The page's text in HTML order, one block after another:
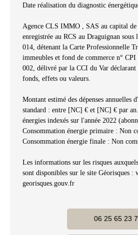
Date réalisation du diagnostic
Agence CLS IMMO , SAS au capital de
enregistrée au RCS au Draguignan sous
014, détenant la Carte Professionnelle
immeubles et fond de commerce n°
002, délivré par la CCI du Var déclarant
fonds, effets ou valeurs.
Montant estimé des dépenses annuelles
standard : entre [NC] € et [NC] € par
énergies indexés sur l'année 2022
Consommation énergie primaire : Non
Consommation énergie finale : Non
Les informations sur les risques
sont disponibles sur le site Géorisques :
georisques.gouv.fr
06 25 65 23